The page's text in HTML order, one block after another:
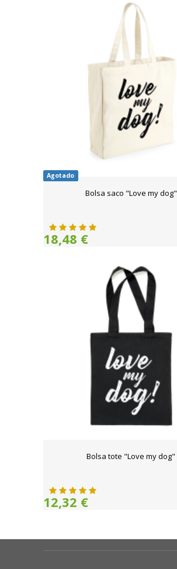
Agotado
Bolsa saco "Love my dog"
18,48 €
Bolsa tote "Love my dog"
12,32 €